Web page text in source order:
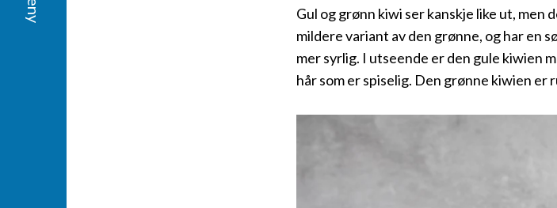
Gul og grønn kiwi ser kanskje like ut, men
mildere variant av den grønne, og har en
mer syrlig. I utseende er den gule kiwien
hår som er spiselig. Den grønne kiwien